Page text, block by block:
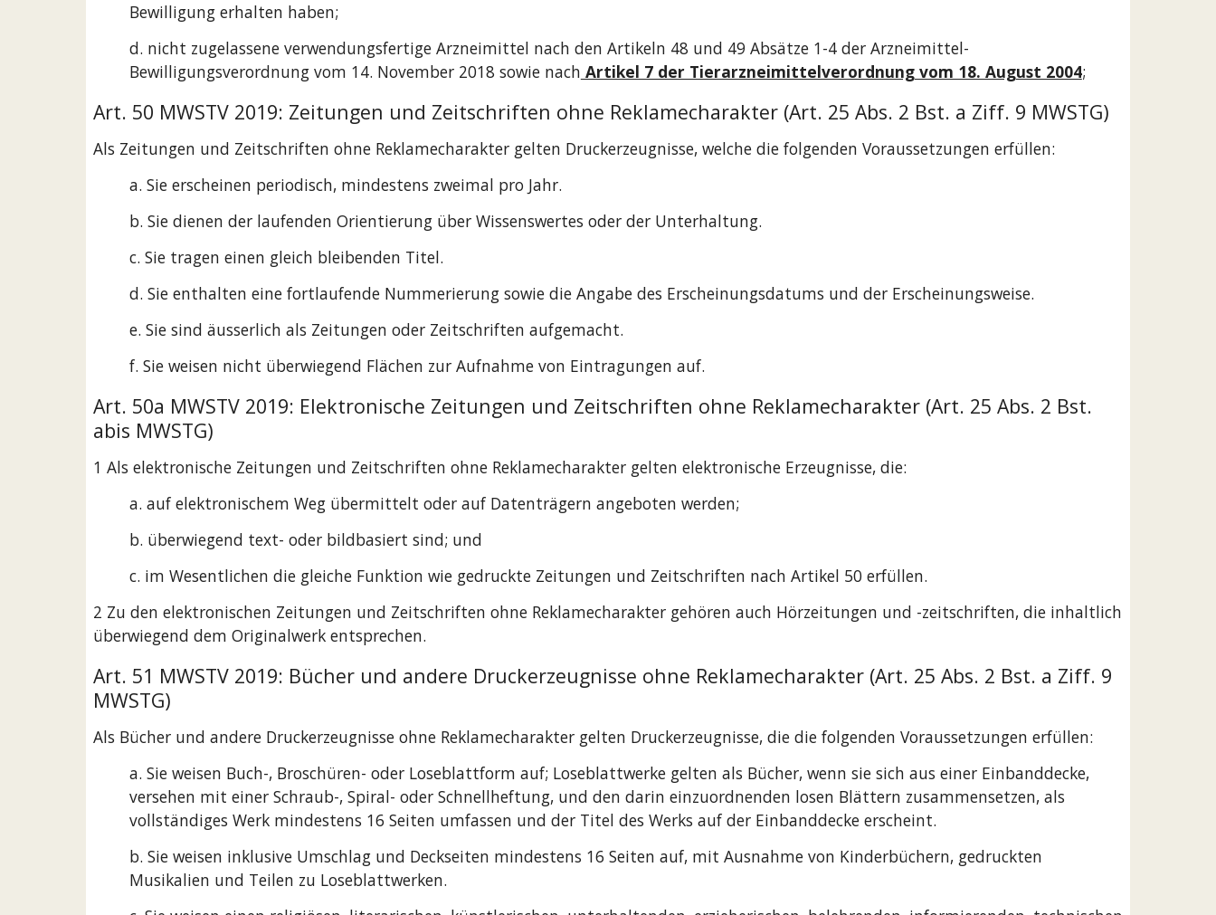
Bewilligung erhalten haben;
d. nicht zugelassene verwendungsfertige Arzneimittel nach den Artikeln 48 und 49 Absätze 1-4 der Arzneimittel-
Bewilligungsverordnung vom 14. November 2018 sowie nach Artikel 7 der Tierarzneimittelverordnung vom 18. August 2004;
Art. 50 MWSTV 2019: Zeitungen und Zeitschriften ohne Reklamecharakter (Art. 25 Abs. 2 Bst. a Ziff. 9 MWSTG)
Als Zeitungen und Zeitschriften ohne Reklamecharakter gelten Druckerzeugnisse, welche die folgenden Voraussetzungen erfüllen:
a. Sie erscheinen periodisch, mindestens zweimal pro Jahr.
b. Sie dienen der laufenden Orientierung über Wissenswertes oder der Unterhaltung.
c. Sie tragen einen gleich bleibenden Titel.
d. Sie enthalten eine fortlaufende Nummerierung sowie die Angabe des Erscheinungsdatums und der Erscheinungsweise.
e. Sie sind äusserlich als Zeitungen oder Zeitschriften aufgemacht.
f. Sie weisen nicht überwiegend Flächen zur Aufnahme von Eintragungen auf.
Art. 50a MWSTV 2019: Elektronische Zeitungen und Zeitschriften ohne Reklamecharakter (Art. 25 Abs. 2 Bst.
abis MWSTG)
1 Als elektronische Zeitungen und Zeitschriften ohne Reklamecharakter gelten elektronische Erzeugnisse, die:
a. auf elektronischem Weg übermittelt oder auf Datenträgern angeboten werden;
b. überwiegend text- oder bildbasiert sind; und
c. im Wesentlichen die gleiche Funktion wie gedruckte Zeitungen und Zeitschriften nach Artikel 50 erfüllen.
2 Zu den elektronischen Zeitungen und Zeitschriften ohne Reklamecharakter gehören auch Hörzeitungen und -zeitschriften, die inhaltlich
überwiegend dem Originalwerk entsprechen.
Art. 51 MWSTV 2019: Bücher und andere Druckerzeugnisse ohne Reklamecharakter (Art. 25 Abs. 2 Bst. a Ziff. 9
MWSTG)
Als Bücher und andere Druckerzeugnisse ohne Reklamecharakter gelten Druckerzeugnisse, die die folgenden Voraussetzungen erfüllen:
a. Sie weisen Buch-, Broschüren- oder Loseblattform auf; Loseblattwerke gelten als Bücher, wenn sie sich aus einer Einbanddecke,
versehen mit einer Schraub-, Spiral- oder Schnellheftung, und den darin einzuordnenden losen Blättern zusammensetzen, als
vollständiges Werk mindestens 16 Seiten umfassen und der Titel des Werks auf der Einbanddecke erscheint.
b. Sie weisen inklusive Umschlag und Deckseiten mindestens 16 Seiten auf, mit Ausnahme von Kinderbüchern, gedruckten
Musikalien und Teilen zu Loseblattwerken.